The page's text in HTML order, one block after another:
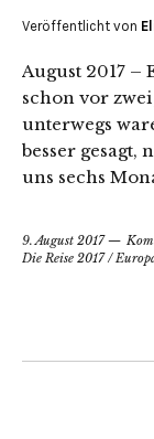
Veröffentlicht von
August 2017 –
schon vor
unterwegs
besser gesagt,
uns sechs
9. August 2017
Die Reise 2017/